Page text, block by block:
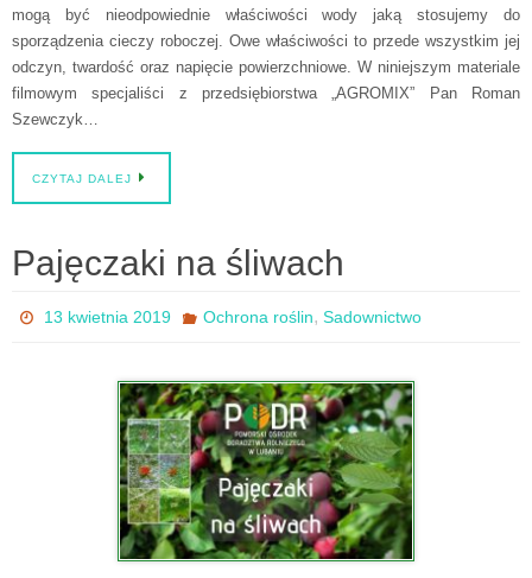
mogą być nieodpowiednie właściwości wody jaką stosujemy do
sporządzenia cieczy roboczej. Owe właściwości to przede wszystkim jej
odczyn, twardość oraz napięcie powierzchniowe. W niniejszym materiale
filmowym specjaliści z przedsiębiorstwa „AGROMIX” Pan Roman
Szewczyk…
CZYTAJ DALEJ
Pajęczaki na śliwach
13 kwietnia 2019 Ochrona roślin, Sadownictwo